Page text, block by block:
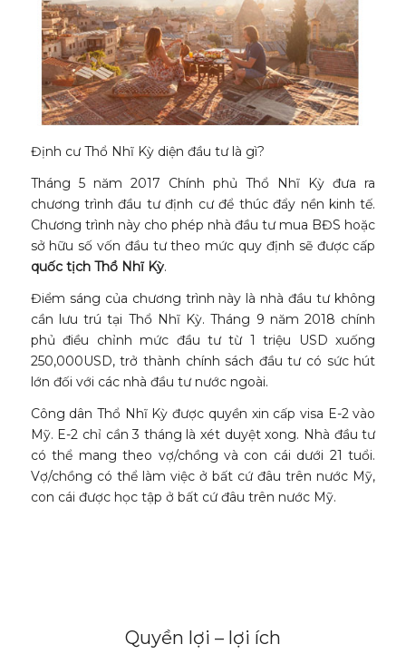
Định cư Thổ Nhĩ Kỳ diện đầu tư là gì?
Tháng 5 năm 2017 Chính phủ Thổ Nhĩ Kỳ đưa ra
chương trình đầu tư định cư để thúc đẩy nền kinh tế.
Chương trình này cho phép nhà đầu tư mua BĐS hoặc
sở hữu số vốn đầu tư theo mức quy định sẽ được cấp
quốc tịch Thổ Nhĩ Kỳ.
Điểm sáng của chương trình này là nhà đầu tư không
cần lưu trú tại Thổ Nhĩ Kỳ. Tháng 9 năm 2018 chính
phủ điều chỉnh mức đầu tư từ 1 triệu USD xuống
250,000USD, trở thành chính sách đầu tư có sức hút
lớn đối với các nhà đầu tư nước ngoài.
Công dân Thổ Nhĩ Kỳ được quyền xin cấp visa E-2 vào
Mỹ. E-2 chỉ cần 3 tháng là xét duyệt xong. Nhà đầu tư
có thể mang theo vợ/chồng và con cái dưới 21 tuổi.
Vợ/chồng có thể làm việc ở bất cứ đâu trên nước Mỹ,
con cái được học tập ở bất cứ đâu trên nước Mỹ.
Quyền lợi – lợi ích